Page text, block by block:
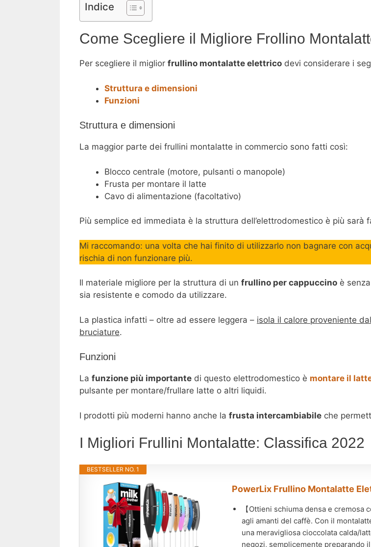
Indice
Come Scegliere il Migliore Frollino
Per scegliere il miglior frullino montalatte elettrico devi considerare i
Struttura e dimensioni
Funzioni
Struttura e dimensioni
La maggior parte dei frullini montalatte in commercio sono fatti così:
Blocco centrale (motore, pulsanti o manopole)
Frusta per montare il latte
Cavo di alimentazione (facoltativo)
Più semplice ed immediata è la struttura dell’elettrodomestico è più
Mi raccomando: una volta che hai finito di utilizzarlo non bagnare con
rischia di non funzionare più.
Il materiale migliore per la struttura di un frullino per cappuccino è
sia resistente e comodo da utilizzare.
La plastica infatti – oltre ad essere leggera – isola il calore proveniente
bruciature.
Funzioni
La funzione più importante di questo elettrodomestico è montare il
pulsante per montare/frullare latte o altri liquidi.
I prodotti più moderni hanno anche la frusta intercambiabile che
I Migliori Frullini Montalatte: Classifica 2022
BESTSELLER NO. 1
PowerLix Frullino Montalatte
【Ottieni schiuma densa e
agli amanti del caffè. Con il
una meravigliosa cioccolata calda/
negozi, semplicemente preparando